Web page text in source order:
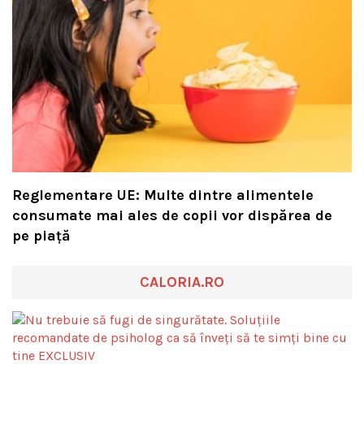
Reglementare UE: Multe dintre alimentele
consumate mai ales de copii vor dispărea de
pe piață
CALORIA.RO